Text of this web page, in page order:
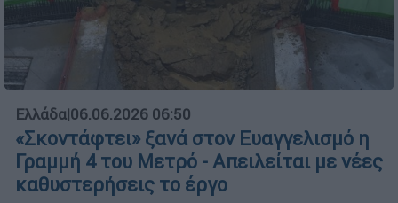
Ελλάδα|06.06.2026 06:50
«Σκοντάφτει» ξανά στον Ευαγγελισμό η
Γραμμή 4 του Μετρό - Απειλείται με νέες
καθυστερήσεις το έργο